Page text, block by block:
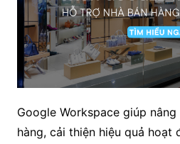
Google Workspace giúp
hàng, cải thiện hiệu quả hoạt